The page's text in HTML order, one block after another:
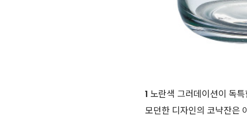
1 노란색 그러데이션이 독
모던한 디자인의 코냑잔은